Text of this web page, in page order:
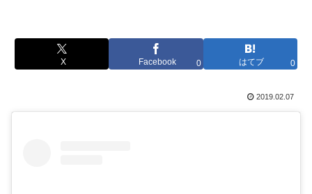
X Facebook 0 はてブ 0
2019.02.07